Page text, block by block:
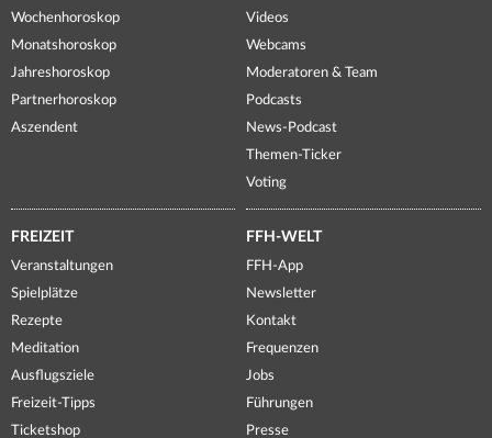
Wochenhoroskop
Monatshoroskop
Jahreshoroskop
Partnerhoroskop
Aszendent
Videos
Webcams
Moderatoren & Team
Podcasts
News-Podcast
Themen-Ticker
Voting
FREIZEIT
Veranstaltungen
Spielplätze
Rezepte
Meditation
Ausflugsziele
Freizeit-Tipps
Ticketshop
FFH-WELT
FFH-App
Newsletter
Kontakt
Frequenzen
Jobs
Führungen
Presse